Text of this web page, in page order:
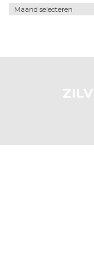
Archief